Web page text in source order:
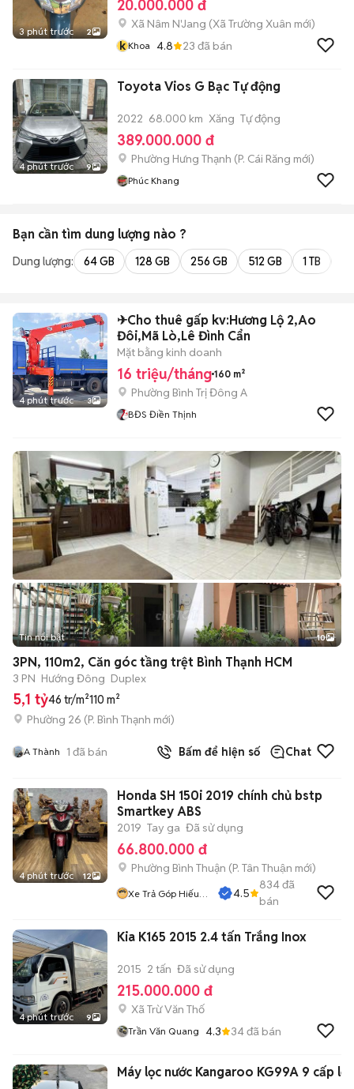
3 phút trước 2
20.000.000 đ
Xã Nâm N'Jang (Xã Trường Xuân mới)
k Khoa 4.8 23 đã bán
4 phút trước 9
Toyota Vios G Bạc Tự động
2022 68.000 km Xăng Tự động
389.000.000 đ
Phường Hưng Thạnh (P. Cái Răng mới)
Phúc Khang
Bạn cần tìm dung lượng nào ?
Dung lượng: 64 GB 128 GB 256 GB 512 GB 1 TB
4 phút trước 3
✈Cho thuê gấp kv:Hương Lộ 2,Ao
Đôi,Mã Lò,Lê Đình Cẩn
Mặt bằng kinh doanh
16 triệu/tháng 160 m²
Phường Bình Trị Đông A
BĐS Điền Thịnh
+2
Tin nổi bật 10
3PN, 110m2, Căn góc tầng trệt Bình Thạnh HCM
3 PN Hướng Đông Duplex
5,1 tỷ46 tr/m²110 m²
Phường 26 (P. Bình Thạnh mới)
A Thành 1 đã bán Bấm để hiện số Chat
4 phút trước 12
Honda SH 150i 2019 chính chủ bstp
Smartkey ABS
2019 Tay ga Đã sử dụng
66.800.000 đ
Phường Bình Thuận (P. Tân Thuận mới)
Xe Trả Góp Hiếu
4.5
834đã
bán
4 phút trước 9
Kia K165 2015 2.4 tấn Trắng Inox
2015 2 tấn Đã sử dụng
215.000.000 đ
Xã Trừ Văn Thố
Trần Văn Quang 4.3 34đã bán
Máy lọc nước Kangaroo KG99A 9 cấp